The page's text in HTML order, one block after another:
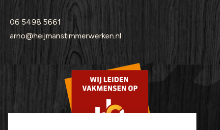
06 5498 5661
arno@heijmanstimmerwerken.nl